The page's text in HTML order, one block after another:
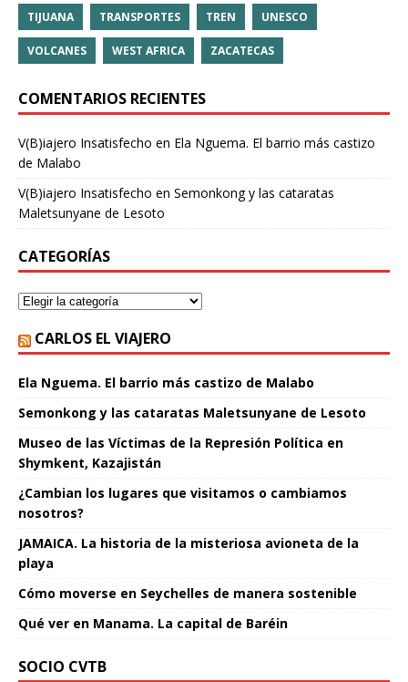
TIJUANA TRANSPORTES TREN UNESCO
VOLCANES WEST AFRICA ZACATECAS
COMENTARIOS RECIENTES
V(B)iajero Insatisfecho en Ela Nguema. El barrio más castizo
de Malabo
V(B)iajero Insatisfecho en Semonkong y las cataratas
Maletsunyane de Lesoto
CATEGORÍAS
CARLOS EL VIAJERO
Ela Nguema. El barrio más castizo de Malabo
Semonkong y las cataratas Maletsunyane de Lesoto
Museo de las Víctimas de la Represión Política en
Shymkent, Kazajistán
¿Cambian los lugares que visitamos o cambiamos
nosotros?
JAMAICA. La historia de la misteriosa avioneta de la
playa
Cómo moverse en Seychelles de manera sostenible
Qué ver en Manama. La capital de Baréin
SOCIO CVTB